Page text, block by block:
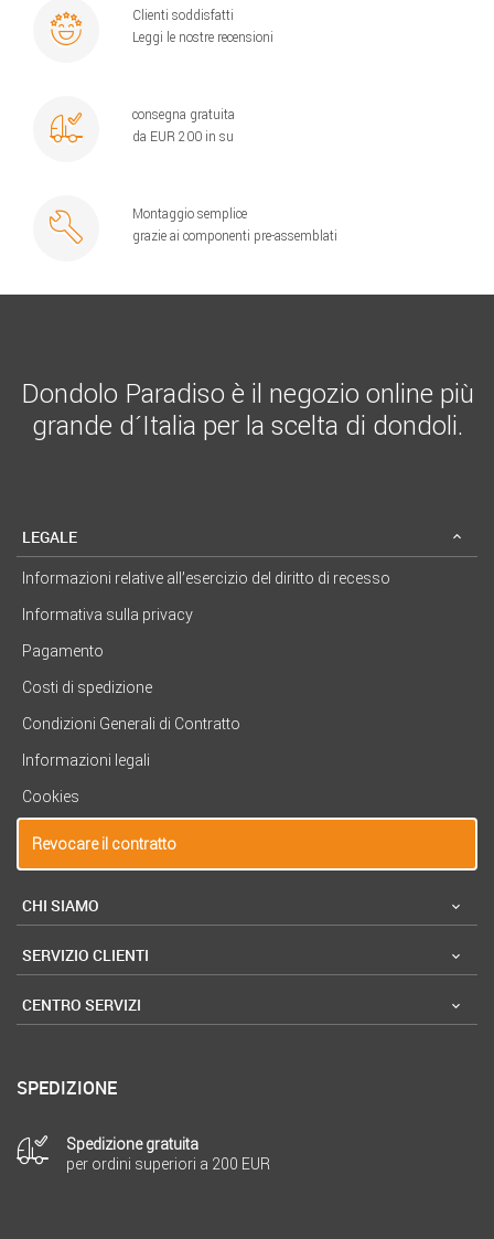
Clienti soddisfatti
Leggi le nostre recensioni
consegna gratuita
da EUR 200 in su
Montaggio semplice
grazie ai componenti pre-assemblati
Dondolo Paradiso è il negozio online più
grande d´Italia per la scelta di dondoli.
LEGALE
Informazioni relative all’esercizio del diritto di recesso
Informativa sulla privacy
Pagamento
Costi di spedizione
Condizioni Generali di Contratto
Informazioni legali
Cookies
Revocare il contratto
CHI SIAMO
SERVIZIO CLIENTI
CENTRO SERVIZI
SPEDIZIONE
Spedizione gratuita
per ordini superiori a 200 EUR